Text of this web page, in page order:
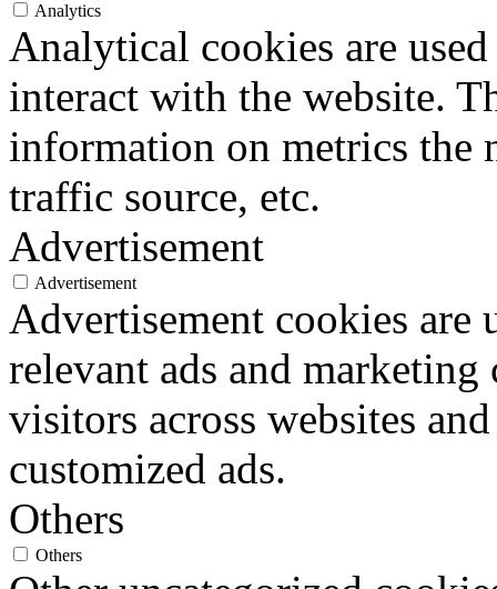
Le ricordiamo, infine, che
196/2003 non ci è
particolari (origine razziale
religiose o filosofiche
alla vita sessuale,
invitiamo quindi a non
tali condizioni.
Analytics
Analytical cookies are
interact with the website.
information on metrics the
traffic source, etc.
Advertisement
Advertisement
Advertisement cookies
relevant ads and marketing
visitors across websites
customized ads.
Others
Others